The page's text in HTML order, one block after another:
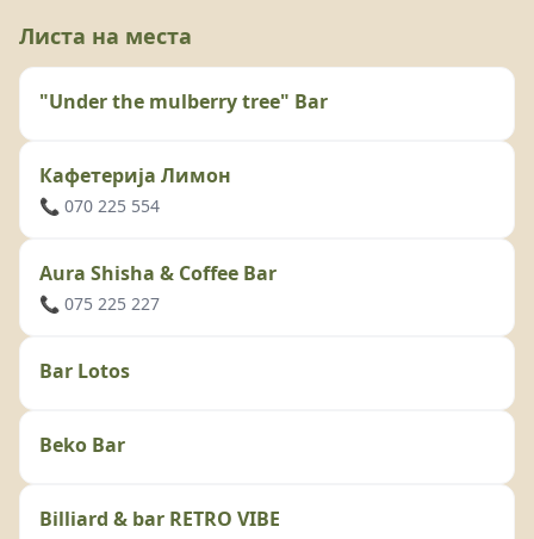
Листа на места
"Under the mulberry tree" Bar
Кафетерија Лимон
📞 070 225 554
Aura Shisha & Coffee Bar
📞 075 225 227
Bar Lotos
Beko Bar
Billiard & bar RETRO VIBE